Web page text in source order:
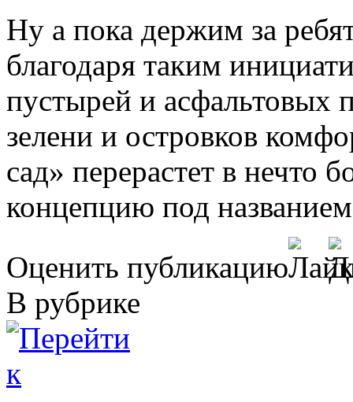
Ну а пока держим за
благодаря таким
пустырей и асфальтовых
зелени и островков
сад» перерастет в нечто
концепцию под
Оценить публикацию
В рубрике